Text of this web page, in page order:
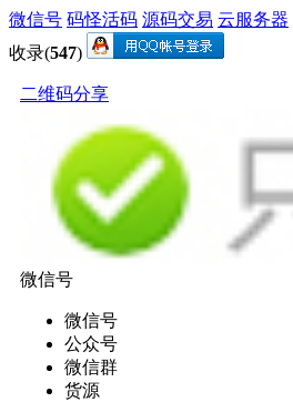
微信号 码怪活码 源码交易 云服务器
收录(547)
二维码分享
微信号
微信号
公众号
微信群
货源